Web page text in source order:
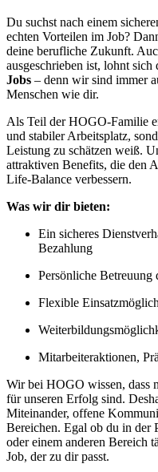
Du suchst nach einem
echten Vorteilen im Job?
deine berufliche Zukunft.
ausgeschrieben ist, lohnt sich
Jobs – denn wir sind immer
Menschen wie dir.
Als Teil der HOGO-Familie
und stabiler Arbeitsplatz,
Leistung zu schätzen weiß.
attraktiven Benefits, die den
Life-Balance verbessern.
Was wir dir bieten:
Ein sicheres
Bezahlung
Persönliche Betreuung
Flexible
Mitarbeiteraktionen,
Wir bei HOGO wissen, dass
für unseren Erfolg sind.
Miteinander, offene
Bereichen. Egal ob du in der
oder einem anderen Bereich
Job, der zu dir passt.